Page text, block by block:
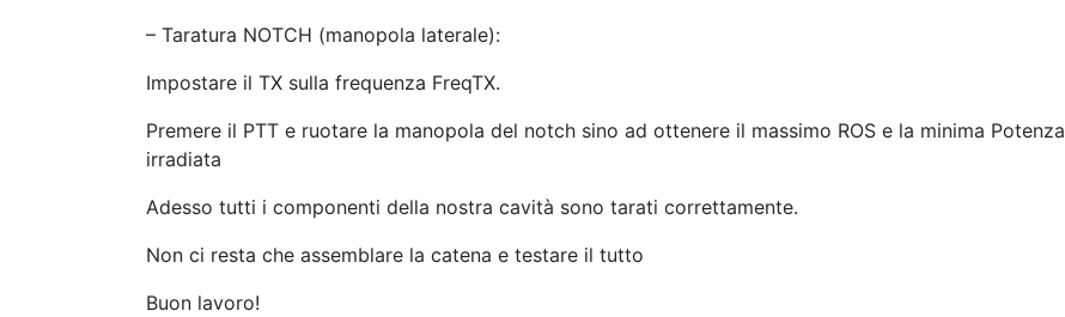
– Taratura NOTCH (manopola laterale):
Impostare il TX sulla frequenza FreqTX.
Premere il PTT e ruotare la manopola del notch sino ad ottenere il massimo ROS e la minima Potenza
irradiata
Adesso tutti i componenti della nostra cavità sono tarati correttamente.
Non ci resta che assemblare la catena e testare il tutto
Buon lavoro!